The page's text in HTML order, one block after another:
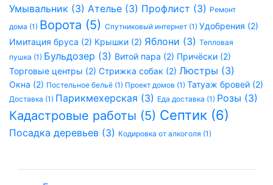
Умывальник (3) Ателье (3) Профлист (3) Ремонт
дома (1) Ворота (5) Спутниковый интернет (1) Удобрения (2)
Имитация бруса (2) Крышки (2) Яблони (3) Тепловая
пушка (1) Бульдозер (3) Витой пара (2) Причёски (2)
Торговые центры (2) Стрижка собак (2) Люстры (3)
Окна (2) Постельное бельё (1) Проект домов (1) Татуаж бровей (2)
Доставка (1) Парикмехерская (3) Еда доставка (1) Розы (3)
Кадастровые работы (5) Септик (6)
Посадка деревьев (3) Кодировка от алкоголя (1)